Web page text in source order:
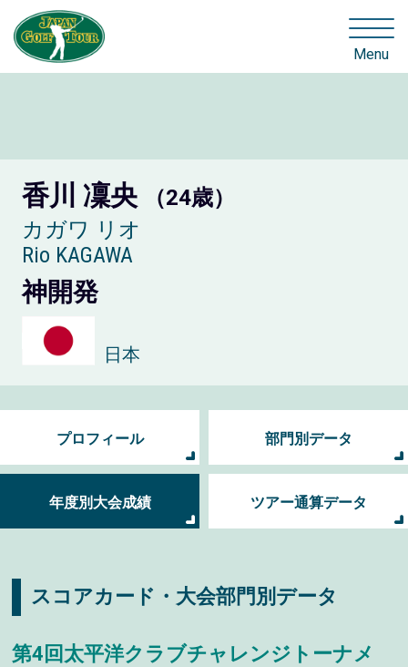
Menu
香川 凜央
（24歳）
カガワ リオ
Rio KAGAWA
神開発
日本
プロフィール 部門別データ
年度別大会成績 ツアー通算データ
スコアカード・大会部門別データ
第4回太平洋クラブチャレンジトーナメ